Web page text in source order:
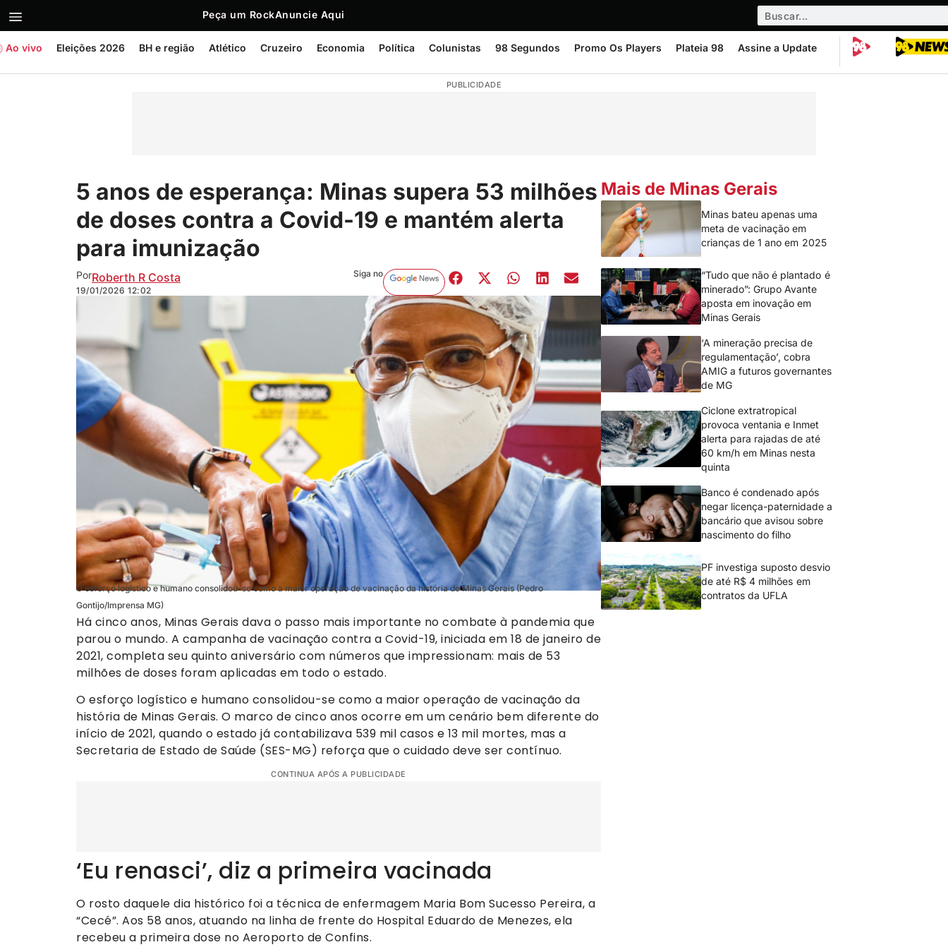
Peça um RockAnuncie Aqui
Ao vivo Eleições 2026 BH e região Atlético Cruzeiro Economia Política Colunistas 98 Segundos Promo Os Players Plateia 98 Assine a Update
PUBLICIDADE
5 anos de esperança: Minas supera 53 milhões
de doses contra a Covid-19 e mantém alerta
para imunização
PorRoberth R Costa
19/01/2026 12:02
Siga no
O esforço logístico e humano consolidou-se como a maior operação de vacinação da história de Minas Gerais (Pedro
Gontijo/Imprensa MG)
Há cinco anos, Minas Gerais dava o passo mais importante no combate à pandemia que
parou o mundo. A campanha de vacinação contra a Covid-19, iniciada em 18 de janeiro de
2021, completa seu quinto aniversário com números que impressionam: mais de 53
milhões de doses foram aplicadas em todo o estado.
O esforço logístico e humano consolidou-se como a maior operação de vacinação da
história de Minas Gerais. O marco de cinco anos ocorre em um cenário bem diferente do
início de 2021, quando o estado já contabilizava 539 mil casos e 13 mil mortes, mas a
Secretaria de Estado de Saúde (SES-MG) reforça que o cuidado deve ser contínuo.
CONTINUA APÓS A PUBLICIDADE
‘Eu renasci’, diz a primeira vacinada
O rosto daquele dia histórico foi a técnica de enfermagem Maria Bom Sucesso Pereira, a
“Cecé”. Aos 58 anos, atuando na linha de frente do Hospital Eduardo de Menezes, ela
recebeu a primeira dose no Aeroporto de Confins.
Mais de Minas Gerais
Minas bateu apenas uma
meta de vacinação em
crianças de 1 ano em 2025
“Tudo que não é plantado é
minerado”: Grupo Avante
aposta em inovação em
Minas Gerais
‘A mineração precisa de
regulamentação’, cobra
AMIG a futuros governantes
de MG
Ciclone extratropical
provoca ventania e Inmet
alerta para rajadas de até
60 km/h em Minas nesta
quinta
Banco é condenado após
negar licença-paternidade a
bancário que avisou sobre
nascimento do filho
PF investiga suposto desvio
de até R$ 4 milhões em
contratos da UFLA